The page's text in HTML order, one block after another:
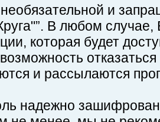
необязательной и
В любом
которая будет
и рассылаются
надежно